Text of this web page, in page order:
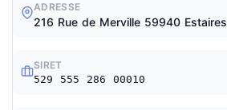
ADRESSE
216 Rue de Merville 59940 Estaires
SIRET
529 555 286 00010